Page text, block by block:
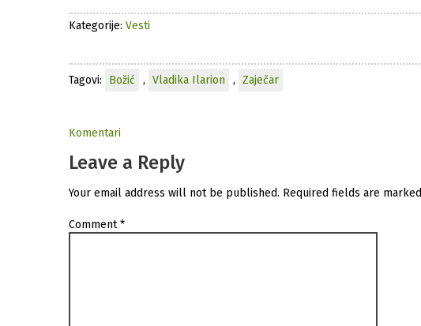
Kategorije: Vesti
Tagovi: Božić , Vladika Ilarion , Zaječar
Komentari
Leave a Reply
Your email address will not be published. Required fields are marked
Comment*